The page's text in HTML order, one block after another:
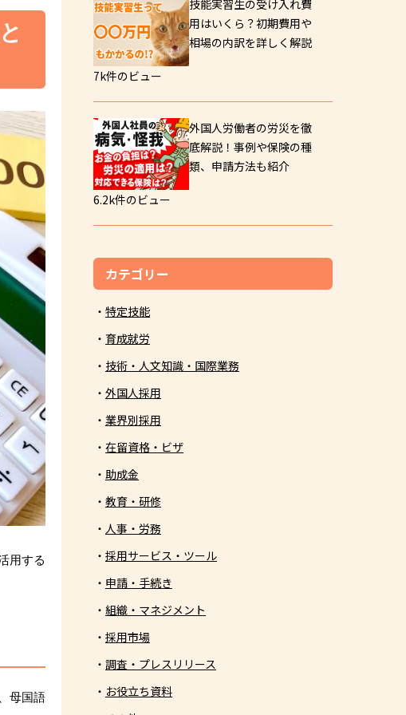
用する
母国語
技能実習生の受け入れ費
用はいくら？初期費用や
相場の内訳を詳しく解説
7k件のビュー
外国人労働者の労災を徹
底解説！事例や保険の種
類、申請方法も紹介
6.2k件のビュー
カテゴリー
特定技能
育成就労
技術・人文知識・国際業務
外国人採用
業界別採用
在留資格・ビザ
助成金
教育・研修
人事・労務
採用サービス・ツール
申請・手続き
組織・マネジメント
採用市場
調査・プレスリリース
お役立ち資料